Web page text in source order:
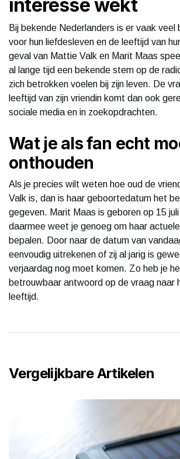
interesse wekt
Bij bekende Nederlanders is er vaak veel
voor hun liefdesleven en de leeftijd van
geval van Mattie Valk en Marit Maas
al lange tijd een bekende stem op de
zich betrokken voelen bij zijn leven. De
leeftijd van zijn vriendin komt dan ook
sociale media en in zoekopdrachten.
Wat je als fan echt
onthouden
Als je precies wilt weten hoe oud de
Valk is, dan is haar geboortedatum het
gegeven. Marit Maas is geboren op 15
daarmee weet je genoeg om haar
bepalen. Door naar de datum van
eenvoudig uitrekenen of zij al jarig is
verjaardag nog moet komen. Zo heb je
betrouwbaar antwoord op de vraag naar
leeftijd.
Vergelijkbare Artikelen